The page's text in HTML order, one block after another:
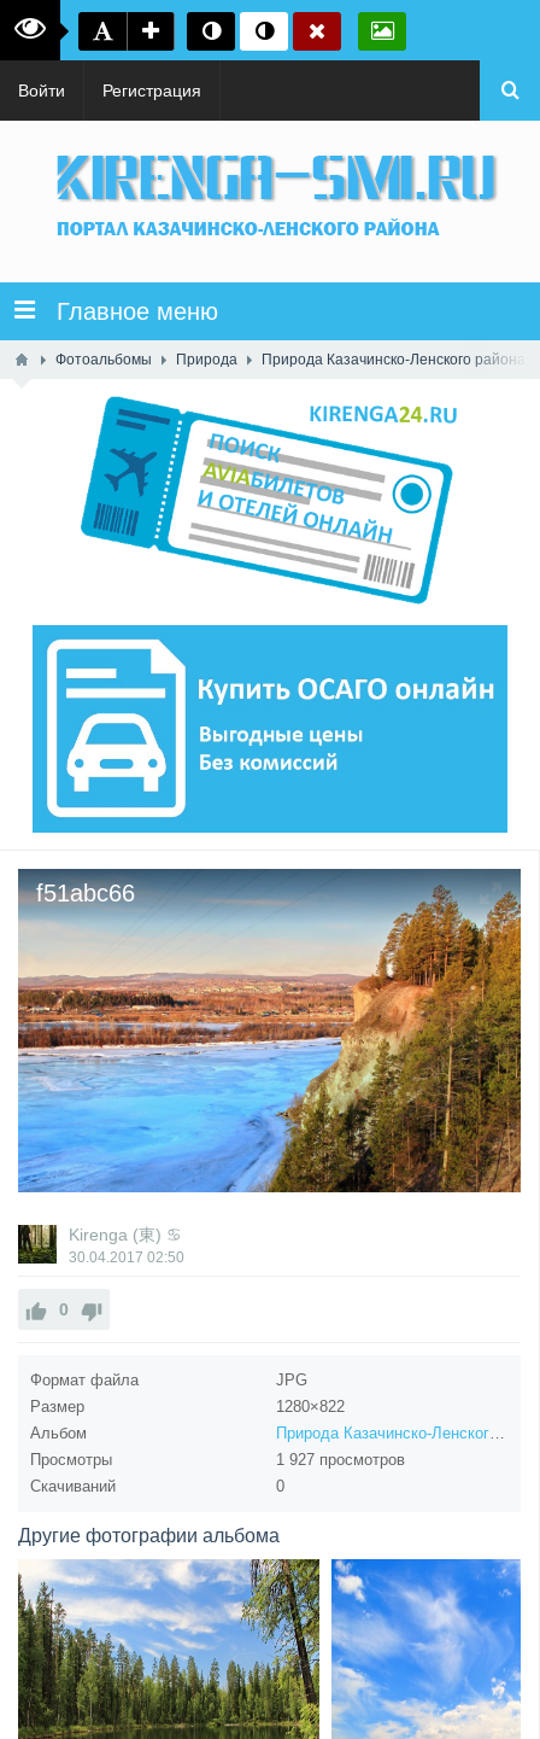
Войти Регистрация
Главное меню
Фотоальбомы Природа Природа Казачинско-Ленского района
f51abc66
Kirenga (東) ♋
30.04.2017 02:50
0
Формат файла
JPG
Размер
1280×822
Альбом
Природа Казачинско-Ленского района
Просмотры
1 927 просмотров
Скачиваний
0
Другие фотографии альбома